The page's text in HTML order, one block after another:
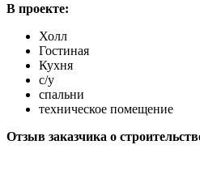
В проекте:
Холл
Гостиная
Кухня
с/у
спальни
техническое помещение
Отзыв заказчика о